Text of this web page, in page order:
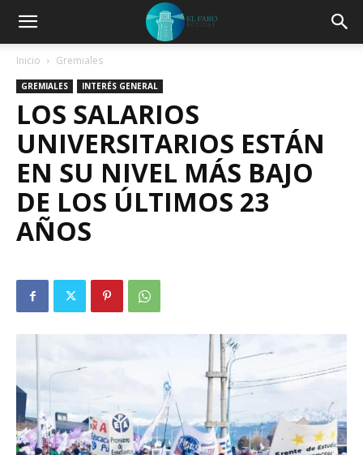
Inicio Gremiales
GREMIALES INTERÉS GENERAL
LOS SALARIOS
UNIVERSITARIOS ESTÁN
EN SU NIVEL MÁS BAJO
DE LOS ÚLTIMOS 23
AÑOS